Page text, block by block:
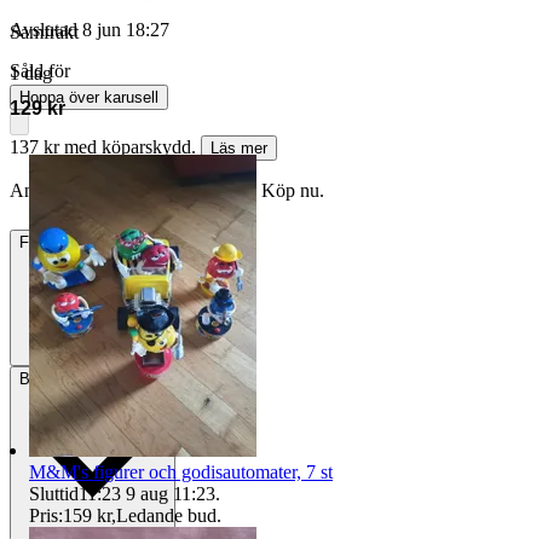
Avslutad 8 jun 18:27
Såld för
129 kr
137 kr med köparskydd.
Läs mer
Annonsen är avslutad. Såld med Köp nu.
FraktFrån 49 kr
BetalningVia Tradera
Samfrakt
1 dag
Hoppa över karusell
M&M's figurer och godisautomater, 7 st
Sluttid11:23 9 aug 11:23.
Pris:159 kr,Ledande bud.